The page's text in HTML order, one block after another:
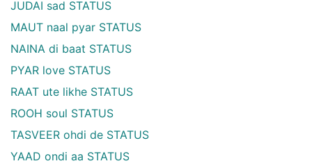
JUDAI sad STATUS
MAUT naal pyar STATUS
NAINA di baat STATUS
PYAR love STATUS
RAAT ute likhe STATUS
ROOH soul STATUS
TASVEER ohdi de STATUS
YAAD ondi aa STATUS